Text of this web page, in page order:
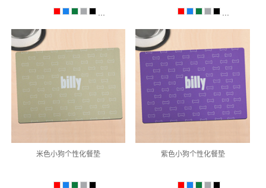
米色小狗个性化餐垫 紫色小狗个性化餐垫